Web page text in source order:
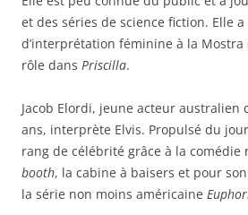
et des séries de science fiction. Elle
d’interprétation féminine à la Mostra
rôle dans Priscilla.
Jacob Elordi, jeune acteur australien
ans, interprète Elvis. Propulsé du
rang de célébrité grâce à la comédie
booth, la cabine à baisers et pour
la série non moins américaine